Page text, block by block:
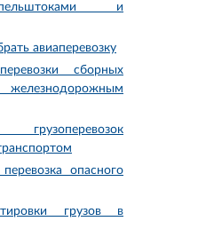
и
авиаперевозку
сборных
грузоперевозок
опасного
грузов в